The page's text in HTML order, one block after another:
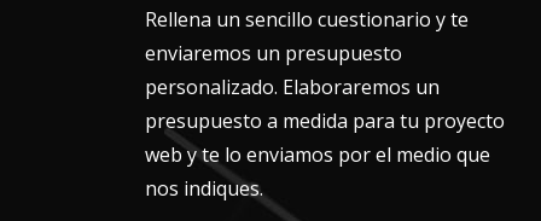
Rellena un sencillo cuestionario y te
enviaremos un presupuesto
personalizado. Elaboraremos un
presupuesto a medida para tu proyecto
web y te lo enviamos por el medio que
nos indiques.